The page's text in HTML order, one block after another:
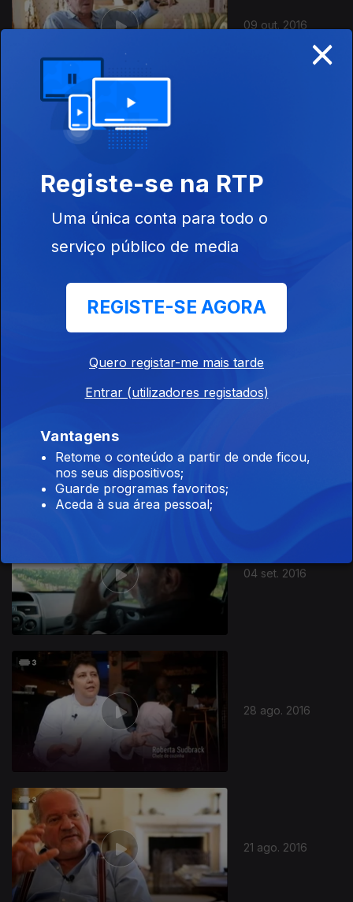
09 out. 2016
25 set. 2016
04 set. 2016
28 ago. 2016
21 ago. 2016
×
Registe-se na RTP
Uma única conta para todo o
serviço público de media
REGISTE-SE AGORA
Quero registar-me mais tarde
Entrar (utilizadores registados)
Vantagens
Retome o conteúdo a partir de onde ficou,
nos seus dispositivos;
Guarde programas favoritos;
Aceda à sua área pessoal;